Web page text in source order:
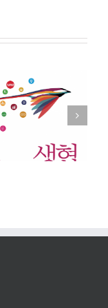
『생협평론』 2021 여
정체성